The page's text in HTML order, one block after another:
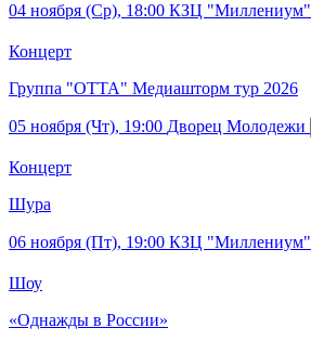
04 ноября (Ср), 18:00 КЗЦ "Миллениум"
Концерт
Группа "ОТТА" Медиашторм тур 2026
05 ноября (Чт), 19:00 Дворец Молодежи
Концерт
Шура
06 ноября (Пт), 19:00 КЗЦ "Миллениум"
Шоу
«Однажды в России»